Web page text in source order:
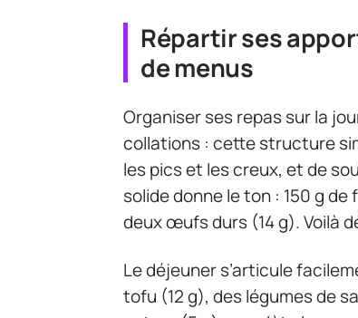
Répartir ses
de menus
Organiser ses repas sur la
collations : cette structure
les pics et les creux, et de
solide donne le ton : 150 g
deux œufs durs (14 g). Voilà
Le déjeuner s’articule
tofu (12 g), des légumes de